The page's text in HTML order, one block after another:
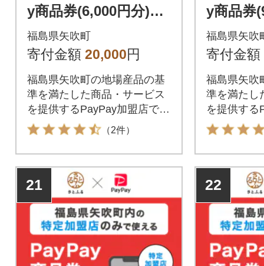
y商品券(6,000円分)※
地域内の一部の加盟店
のみで利用可
福島県矢吹町
寄付金額 20,000円
福島県矢吹町の地場産品の基
準を満たした商品・サービス
を提供するPayPay加盟店での
お支払いにご利用いただけま
す。福島県矢吹町在住の方は
PayPay商品券を受け取れませ
んのでご注意ください。
（2件）
y商品券
地域内
のみで
福島県矢吹
寄付金額
福島県矢吹
準を満たし
を提供する
お支払いに
す。福島県
PayPay商
んのでご注
21 22